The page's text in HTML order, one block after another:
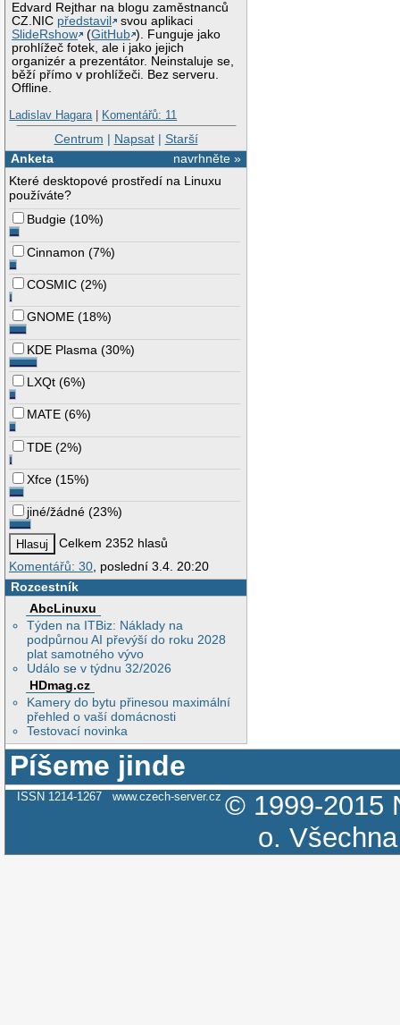
Edvard Rejthar na blogu zaměstnanců
CZ.NIC představil
svou aplikaci
SlideRshow
(GitHub ). Funguje jako
prohlížeč fotek, ale i jako jejich
organizér a prezentátor. Neinstaluje se,
běží přímo v prohlížeči. Bez serveru.
Offline.
Ladislav Hagara| Komentářů: 11
Centrum | Napsat| Starší
navrhněte »
Anketa
Které desktopové prostředí na Linuxu
používáte?
Budgie (10%)
Cinnamon (7%)
COSMIC (2%)
GNOME (18%)
KDE Plasma (30%)
LXQt (6%)
MATE (6%)
TDE (2%)
Xfce (15%)
jiné/žádné (23%)
Celkem 2352 hlasů
Komentářů: 30 , poslední 3.4. 20:20
Rozcestník
AbcLinuxu
Týden na ITBiz: Náklady na
podpůrnou AI převýší do roku 2028
plat samotného vývo
Událo se v týdnu 32/2026
HDmag.cz
Kamery do bytu přinesou maximální
přehled o vaší domácnosti
Testovací novinka
Píšeme jinde
ISSN 1214-1267 www.czech-server.cz © 1999-2015
o.